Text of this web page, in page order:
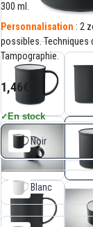
300 ml.
Personnalisation : 2
possibles. Techniques
Tampographie.
1,46€
✓En stock
Noir
Blanc